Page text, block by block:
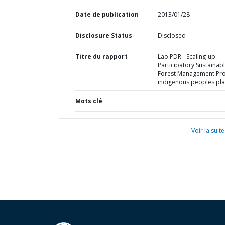
Date de publication 2013/01/28
Disclosure Status Disclosed
Titre du rapport
Lao PDR - Scaling-up
Participatory
Forest Management
indigenous peoples
Mots clé
Voir la suite